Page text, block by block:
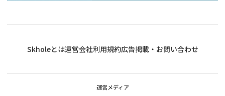
Skholeとは運営会社利用規約広告掲載・お問い合わせ
運営メディア